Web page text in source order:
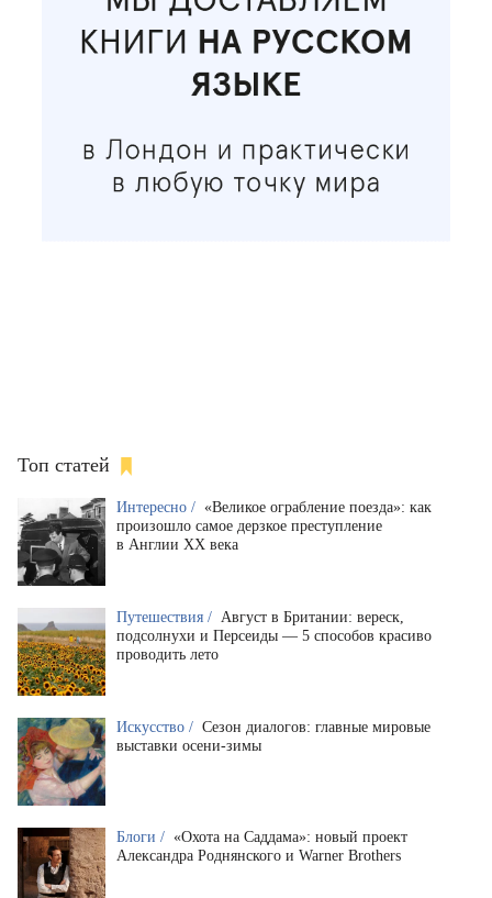
Топ статей
Интересно / «Великое ограбление поезда»: как
произошло самое дерзкое преступление
в Англии XX века
Путешествия / Август в Британии: вереск,
подсолнухи и Персеиды — 5 способов красиво
проводить лето
Искусство / Сезон диалогов: главные мировые
выставки осени-зимы
Блоги / «Охота на Саддама»: новый проект
Александра Роднянского и Warner Brothers